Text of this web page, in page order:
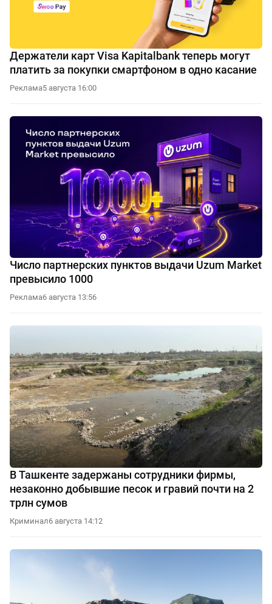
Держатели карт Visa Kapitalbank теперь могут
платить за покупки смартфоном в одно касание
Реклама5 августа 16:00
Число партнерских пунктов выдачи Uzum Market
превысило 1000
Реклама6 августа 13:56
В Ташкенте задержаны сотрудники фирмы,
незаконно добывшие песок и гравий почти на 2
трлн сумов
Криминал6 августа 14:12